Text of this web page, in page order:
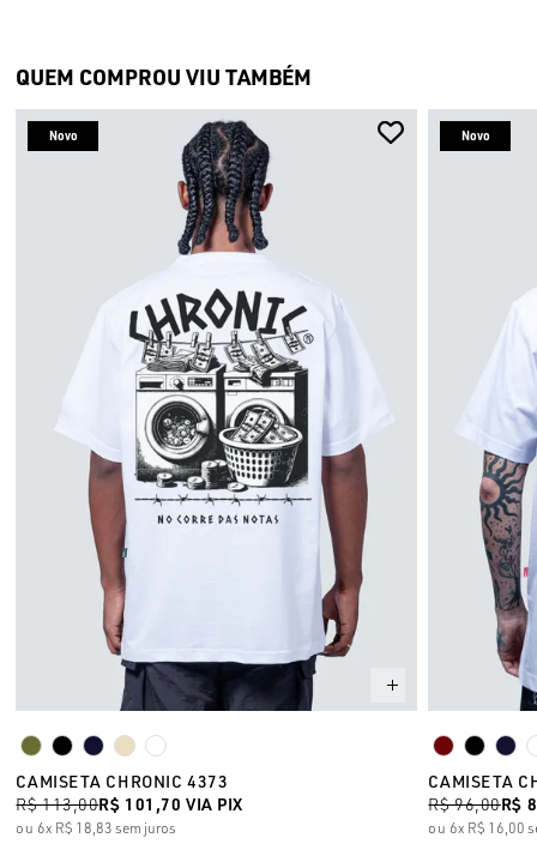
QUEM COMPROU VIU TAMBÉM
Novo
CAMISETA CHRONIC 4373
R$ 101,70 VIA PIX
R$ 113,00
6x R$ 18,83 sem juros
Novo
CAMISETA
R$
R$ 96,00
6x R$ 16,00